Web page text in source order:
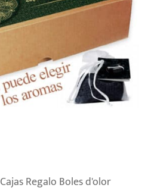
Cajas Regalo Boles d'olor